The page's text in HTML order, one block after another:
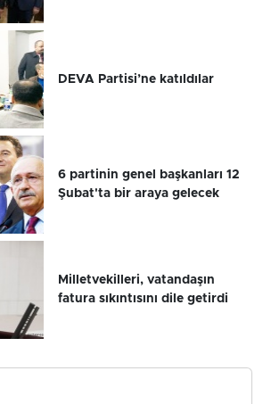
DEVA Partisi’ne katıldılar
6 partinin genel başkanları 12
Şubat'ta bir araya gelecek
Milletvekilleri, vatandaşın
fatura sıkıntısını dile getirdi